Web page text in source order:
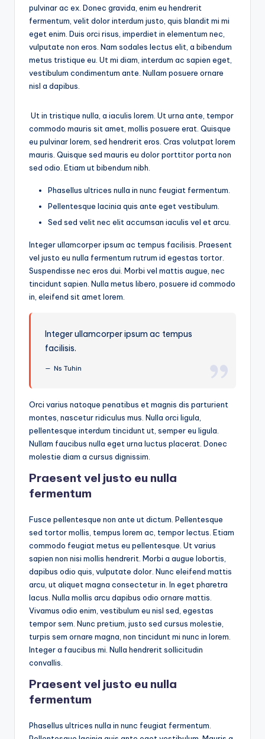
pulvinar ac ex. Donec gravida, enim eu hendrerit
fermentum, velit dolor interdum justo, quis blandit mi mi
eget enim. Duis orci risus, imperdiet in elementum nec,
vulputate non eros. Nam sodales lectus elit, a bibendum
metus tristique eu. Ut mi diam, interdum ac sapien eget,
vestibulum condimentum ante. Nullam posuere ornare
nisl a dapibus.
Ut in tristique nulla, a iaculis lorem. Ut urna ante, tempor
commodo mauris sit amet, mollis posuere erat. Quisque
eu pulvinar lorem, sed hendrerit eros. Cras volutpat lorem
mauris. Quisque sed mauris eu dolor porttitor porta non
sed odio. Etiam ut bibendum nibh.
Phasellus ultrices nulla in nunc feugiat fermentum.
Pellentesque lacinia quis ante eget vestibulum.
Sed sed velit nec elit accumsan iaculis vel et arcu.
Integer ullamcorper ipsum ac tempus facilisis. Praesent
vel justo eu nulla fermentum rutrum id egestas tortor.
Suspendisse nec eros dui. Morbi vel mattis augue, nec
tincidunt sapien. Nulla metus libero, posuere id commodo
in, eleifend sit amet lorem.
Integer ullamcorper ipsum ac tempus
facilisis.
Ns Tuhin
Orci varius natoque penatibus et magnis dis parturient
montes, nascetur ridiculus mus. Nulla orci ligula,
pellentesque interdum tincidunt ut, semper eu ligula.
Nullam faucibus nulla eget urna luctus placerat. Donec
molestie diam a cursus dignissim.
Praesent vel justo eu nulla
fermentum
Fusce pellentesque non ante ut dictum. Pellentesque
sed tortor mollis, tempus lorem ac, tempor lectus. Etiam
commodo feugiat metus eu pellentesque. Ut varius
sapien non nisi mollis hendrerit. Morbi a augue lobortis,
dapibus odio quis, vulputate dolor. Nunc eleifend mattis
arcu, ut aliquet magna consectetur in. In eget pharetra
lacus. Nulla mollis arcu dapibus odio ornare mattis.
Vivamus odio enim, vestibulum eu nisl sed, egestas
tempor sem. Nunc pretium, justo sed cursus molestie,
turpis sem ornare magna, non tincidunt mi nunc in lorem.
Integer a faucibus mi. Nulla hendrerit sollicitudin
convallis.
Praesent vel justo eu nulla
fermentum
Phasellus ultrices nulla in nunc feugiat fermentum.